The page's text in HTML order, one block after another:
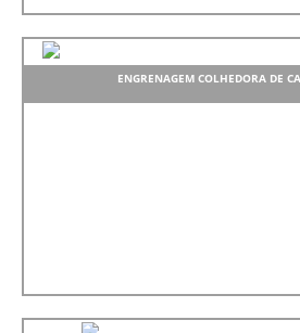
ENGRENAGEM COLHEDORA DE